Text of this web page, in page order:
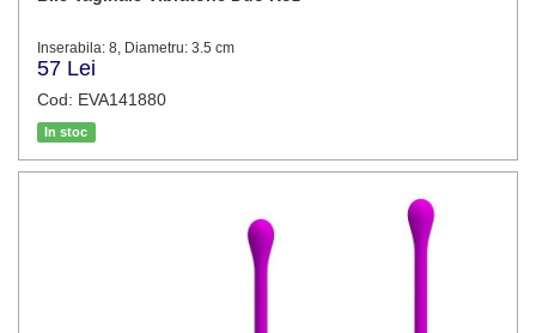
Inserabila: 8, Diametru: 3.5 cm
57 Lei
Cod: EVA141880
In stoc